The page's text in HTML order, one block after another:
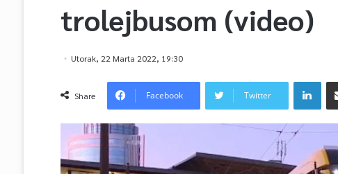
trolejbusom (video)
Utorak, 22 Marta 2022, 19:30
Share Facebook Twitter